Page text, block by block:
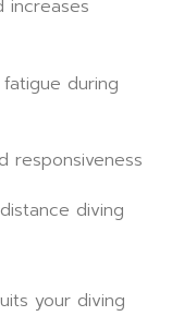
increases
during
responsiveness
diving
your diving